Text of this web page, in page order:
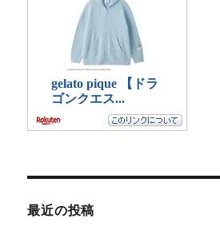
最近の投稿